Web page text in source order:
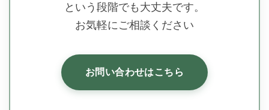
という段階でも大丈夫です。
お気軽にご相談ください
お問い合わせはこちら